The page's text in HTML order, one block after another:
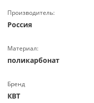
Производитель:
Россия
Материал:
поликарбонат
Бренд
КВТ